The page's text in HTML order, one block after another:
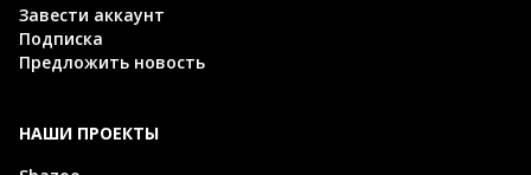
Завести аккаунт
Подписка
Предложить новость
НАШИ ПРОЕКТЫ